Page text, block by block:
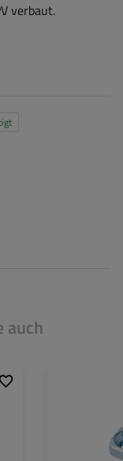
verbaut.
auch
Breite des